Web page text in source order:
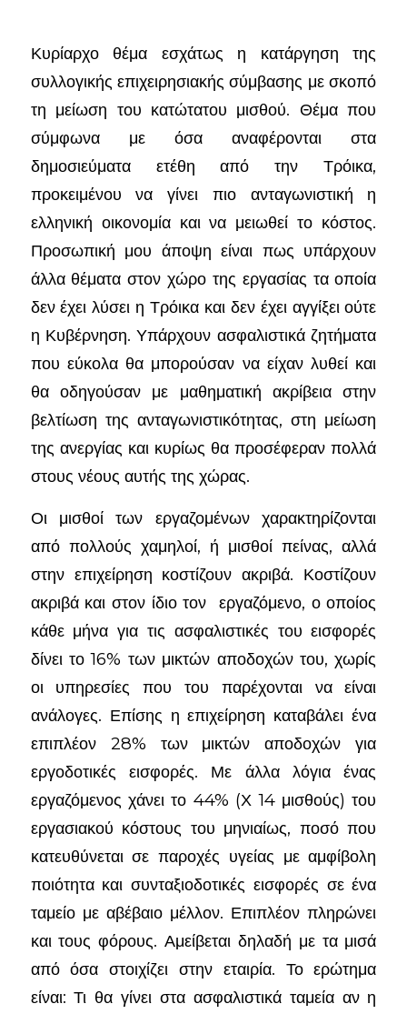
Κυρίαρχο θέμα εσχάτως η κατάργηση της
συλλογικής επιχειρησιακής σύμβασης με σκοπό
τη μείωση του κατώτατου μισθού. Θέμα που
σύμφωνα με όσα αναφέρονται στα
δημοσιεύματα ετέθη από την Τρόικα,
προκειμένου να γίνει πιο ανταγωνιστική η
ελληνική οικονομία και να μειωθεί το κόστος.
Προσωπική μου άποψη είναι πως υπάρχουν
άλλα θέματα στον χώρο της εργασίας τα οποία
δεν έχει λύσει η Τρόικα και δεν έχει αγγίξει ούτε
η Κυβέρνηση. Υπάρχουν ασφαλιστικά ζητήματα
που εύκολα θα μπορούσαν να είχαν λυθεί και
θα οδηγούσαν με μαθηματική ακρίβεια στην
βελτίωση της ανταγωνιστικότητας, στη μείωση
της ανεργίας και κυρίως θα προσέφεραν πολλά
στους νέους αυτής της χώρας.
Οι μισθοί των εργαζομένων χαρακτηρίζονται
από πολλούς χαμηλοί, ή μισθοί πείνας, αλλά
στην επιχείρηση κοστίζουν ακριβά. Κοστίζουν
ακριβά και στον ίδιο τον εργαζόμενο, ο οποίος
κάθε μήνα για τις ασφαλιστικές του εισφορές
δίνει το 16% των μικτών αποδοχών του, χωρίς
οι υπηρεσίες που του παρέχονται να είναι
ανάλογες. Επίσης η επιχείρηση καταβάλει ένα
επιπλέον 28% των μικτών αποδοχών για
εργοδοτικές εισφορές. Με άλλα λόγια ένας
εργαζόμενος χάνει το 44% (Χ 14 μισθούς) του
εργασιακού κόστους του μηνιαίως, ποσό που
κατευθύνεται σε παροχές υγείας με αμφίβολη
ποιότητα και συνταξιοδοτικές εισφορές σε ένα
ταμείο με αβέβαιο μέλλον. Επιπλέον πληρώνει
και τους φόρους. Αμείβεται δηλαδή με τα μισά
από όσα στοιχίζει στην εταιρία. Το ερώτημα
είναι: Τι θα γίνει στα ασφαλιστικά ταμεία αν η